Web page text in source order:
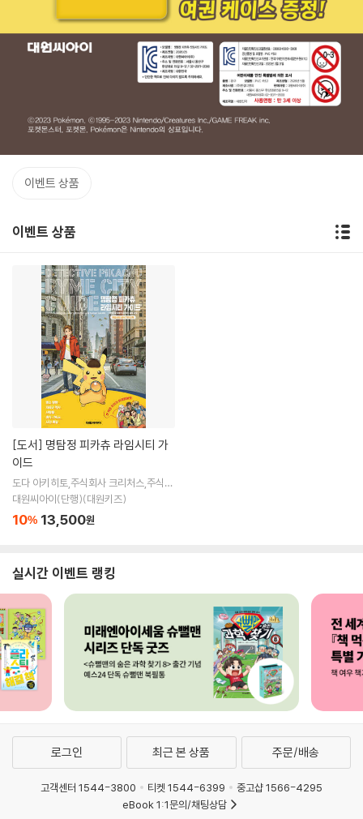
이벤트 상품
이벤트 상품
[도서]
이드
도다 아키히토,주식회사 크리처스,주식회
사 포켓몬 원저 / 김지영 역
대원씨아이(단행)(대원키즈)
10% 13,500원
실시간 이벤트 랭킹
로그인 최근 본 상품 주문/배송
고객센터 1544-3800 티켓 1544-6399
중고샵 1566-4295
eBook 1:1문의/채팅상담